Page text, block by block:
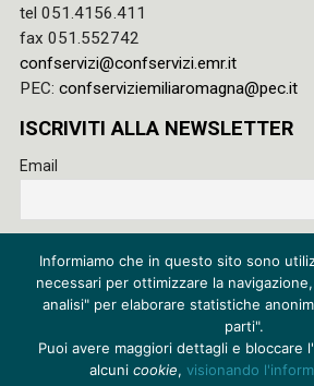
tel 051.4156.411
fax 051.552742
confservizi@confservizi.emr.it
PEC: confserviziemiliaromagna@pec.it
ISCRIVITI ALLA NEWSLETTER
Email
al trattamento dei miei dati
Privacy policy
Cookie policy
Credits
Informiamo che in questo sito sono
necessari per ottimizzare la
analisi" per elaborare statistiche
parti".
Puoi avere maggiori dettagli e bloccare
alcuni cookie, visionando